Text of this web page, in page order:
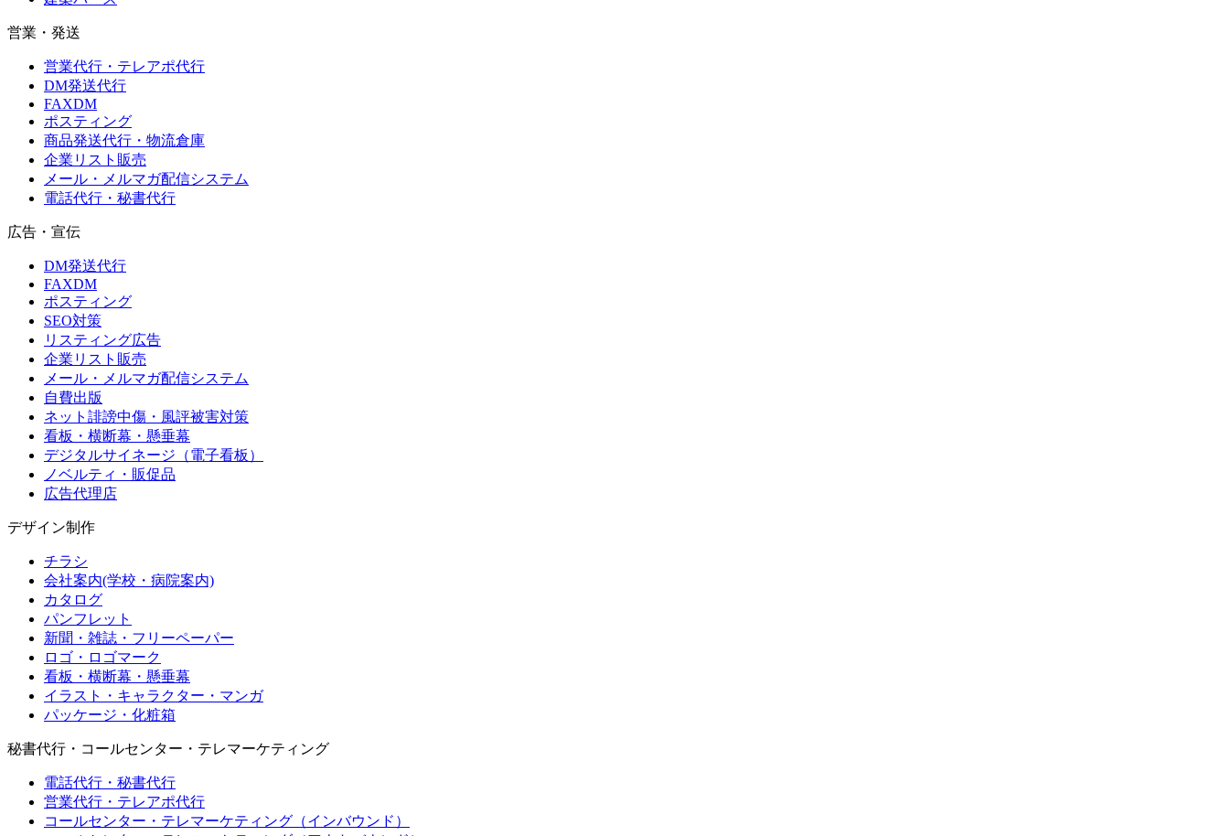
営業・発送
営業代行・テレアポ代行
DM発送代行
FAXDM
ポスティング
商品発送代行・物流倉庫
企業リスト販売
メール・メルマガ配信システム
電話代行・秘書代行
広告・宣伝
DM発送代行
FAXDM
ポスティング
SEO対策
リスティング広告
企業リスト販売
メール・メルマガ配信システム
自費出版
ネット誹謗中傷・風評被害対策
看板・横断幕・懸垂幕
デジタルサイネージ（電子看板）
ノベルティ・販促品
広告代理店
デザイン制作
チラシ
会社案内(学校・病院案内)
カタログ
パンフレット
新聞・雑誌・フリーペーパー
ロゴ・ロゴマーク
看板・横断幕・懸垂幕
イラスト・キャラクター・マンガ
パッケージ・化粧箱
秘書代行・コールセンター・テレマーケティング
電話代行・秘書代行
営業代行・テレアポ代行
コールセンター・テレマーケティング（インバウンド）